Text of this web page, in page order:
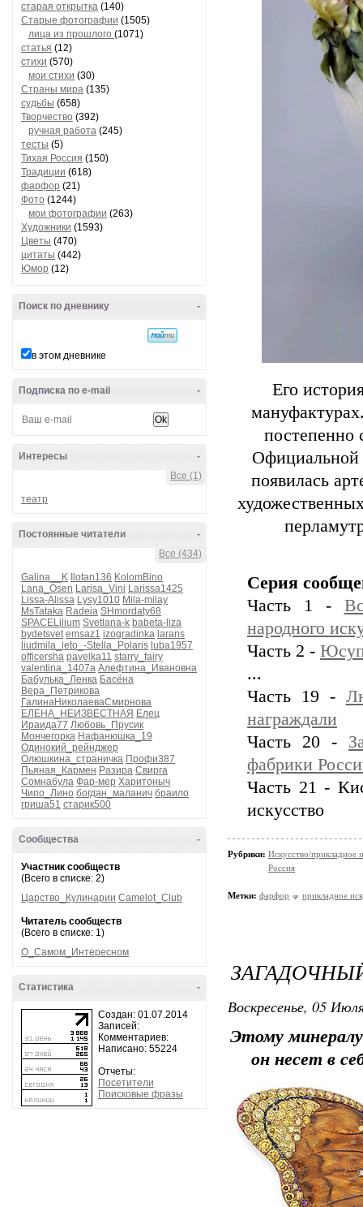
старая открытка (140)
Старые фотографии (1505)
лица из прошлого (1071)
статья (12)
стихи (570)
мои стихи (30)
Страны мира (135)
судьбы (658)
Творчество (392)
ручная работа (245)
тесты (5)
Тихая Россия (150)
Традиции (618)
фарфор (21)
Фото (1244)
мои фотографии (263)
Художники (1593)
Цветы (470)
цитаты (442)
Юмор (12)
-
Поиск по дневнику
в этом дневнике
-
Подписка по e-mail
-
Интересы
Все (1)
театр
-
Постоянные читатели
Все (434)
Galina__K Ilotan136 KolomBino
Lana_Osen Larisa_Vini Larissa1425
Lissa-Alissa Lysy1010 Mila-milay
MsTataka Radeia SHmordaty68
SPACELilium Svetlana-k babeta-liza
bydetsvet emsaz1 izogradinka larans
liudmila_leto_-Stella_Polaris luba1957
officersha pavelka11 starry_fairy
valentina_1407a Алефтина_Ивановна
Бабулька_Ленка Басёна
Вера_Петрикова
ГалинаНиколаеваСмирнова
ЕЛЕНА_НЕИЗВЕСТНАЯ Елец
Ираида77 Любовь_Прусик
Мончегорка Нафанюшка_19
Одинокий_рейнджер
Олюшкина_страничка Профи387
Пьяная_Кармен Разира Свирга
Сомнабула Фар-мер Харитоныч
Чипо_Лино богдан_маланич браило
гриша51 старик500
-
Сообщества
Участник сообществ
(Всего в списке: 2)
Царство_Кулинарии Camelot_Club
Читатель сообществ
(Всего в списке: 1)
О_Самом_Интересном
-
Статистика
Создан: 01.07.2014
Записей:
Комментариев:
Написано: 55224
Отчеты:
Посетители
Поисковые фразы
Его
постепенно
Официальной
появилась
Серия
Часть 1 -
народного
Часть 2 -
...
Часть 19 -
награждали
Часть 20 -
фабрики
Часть 21 -
искусство
Рубрики: Искусство/прикладное
Россия
Метки: фарфор прикладное
Воскресенье, 05
Этому
он несет в